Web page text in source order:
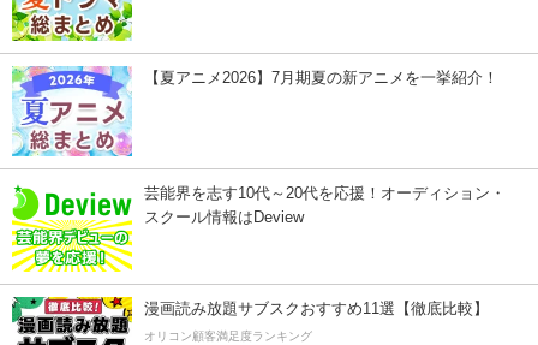
【夏アニメ2026】7月期夏の新アニメを一挙紹介！
芸能界を志す10代～20代を応援！オーディション・
スクール情報はDeview
漫画読み放題サブスクおすすめ11選【徹底比較】
オリコン顧客満足度ランキング